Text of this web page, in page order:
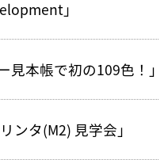
」
本帳で初の109色！」
ンタ(M2) 見学会」